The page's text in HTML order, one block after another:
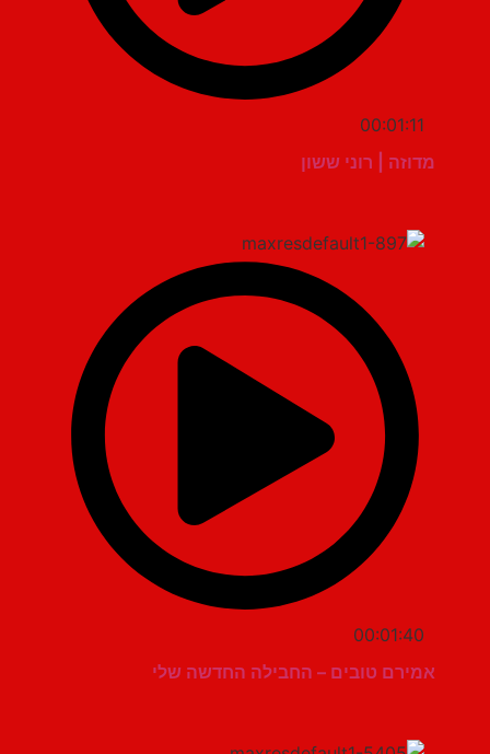
00:01:11
מדוזה | רוני ששון
00:01:40
אמירם טובים – החבילה החדשה שלי